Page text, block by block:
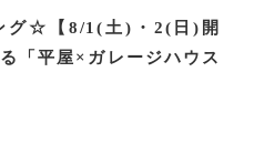
グ☆【8/1(土)・2(日)開
「平屋×ガレージハウス